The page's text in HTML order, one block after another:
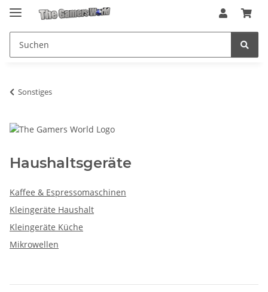
Sonstiges
Haushaltsgeräte
Kaffee & Espressomaschinen
Kleingeräte Haushalt
Kleingeräte Küche
Mikrowellen